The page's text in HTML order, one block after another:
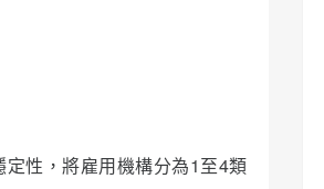
性，將雇用機構分為1至4類